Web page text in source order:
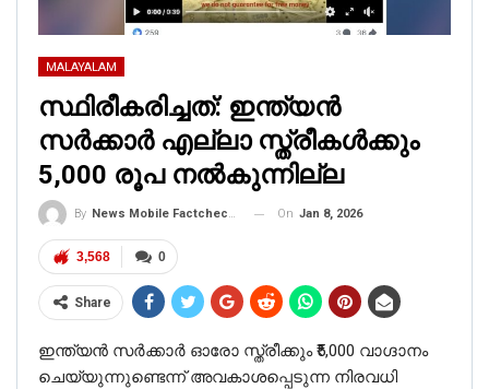
MALAYALAM
സ്ഥിരീകരിച്ചത്: ഇന്ത്യൻ
സർക്കാർ എല്ലാ സ്ത്രീകൾക്കും
5,000 രൂപ നൽകുന്നില്ല
By News Mobile Factcheck Bureau On Jan 8, 2026
0
3,568
Share
ഇന്ത്യൻ സർക്കാർ ഓരോ സ്ത്രീക്കും ₹5,000 വാഗ്ദാനം
ചെയ്യുന്നുണ്ടെന്ന് അവകാശപ്പെടുന്ന നിരവധി